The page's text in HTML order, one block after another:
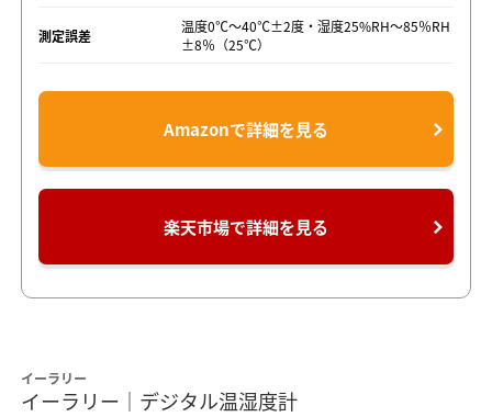
測定誤差
温度0℃～40℃±2度・湿度25%RH～85％RH
±8％（25℃）
Amazonで詳細を見る
楽天市場で詳細を見る
イーラリー
イーラリー｜デジタル温湿度計